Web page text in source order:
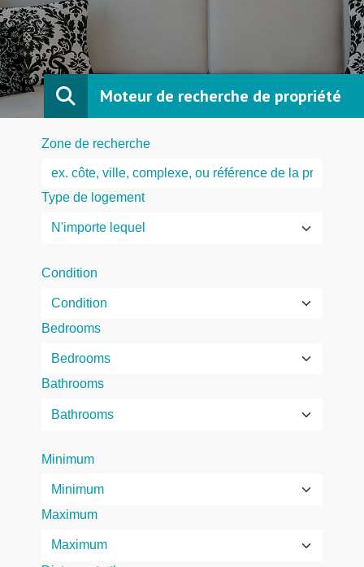
Moteur de recherche de propriété
Zone de recherche
Type de logement
Condition
Bedrooms
Bathrooms
Minimum
Maximum